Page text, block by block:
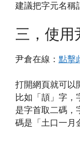
建議把字元名稱
三，使用
尹倉在線： 點擊
打開網頁就可以
比如「頡」字，
是字首取二碼，
碼是「土口一月